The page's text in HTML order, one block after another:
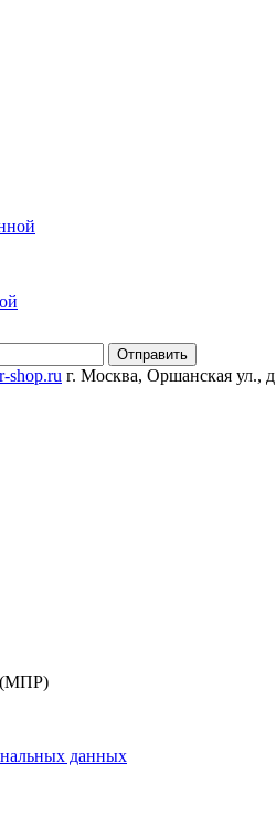
shop.ru г. Москва, Оршанская ул.,
(МПР)
данных